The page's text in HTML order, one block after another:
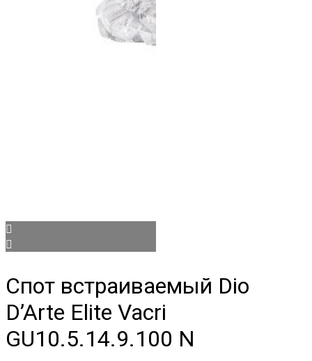
Спот встраиваемый Dio
D’Arte Elite Vacri
GU10.5.14.9.100 N